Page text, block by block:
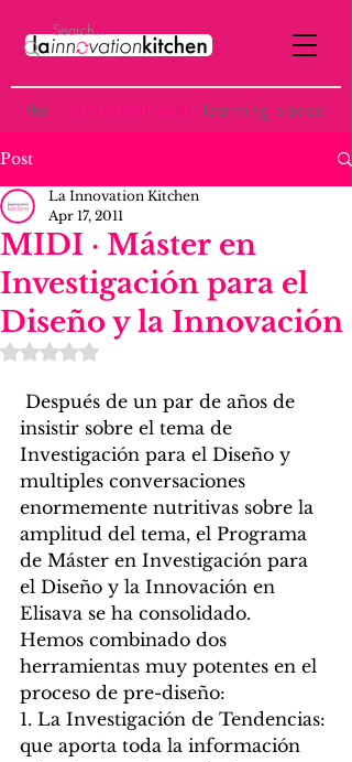
the ost-institutional learning space
Post
MIDI · Máster en
Investigación para el
Diseño y la Innovación
La Innovation Kitchen
Apr 17, 2011
Rated NaN out of 5 stars.
insistir sobre el tema de
Investigación para el Diseño y
multiples conversaciones
enormemente nutritivas sobre la
amplitud del tema, el Programa
de Máster en Investigación para
el Diseño y la Innovación en
Elisava se ha consolidado.
Hemos combinado dos
herramientas muy potentes en el
proceso de pre-diseño:
1. La Investigación de Tendencias:
que aporta toda la información